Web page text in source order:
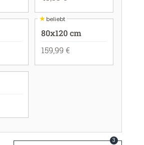
★beliebt
80x120 cm
159,99 €
3